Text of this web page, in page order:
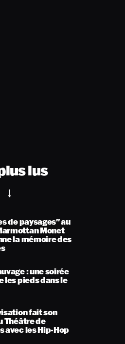
lus
de paysages" au
Monet
la mémoire des
: une soirée
les pieds dans le
fait son
Théâtre de
avec les Hip-Hop